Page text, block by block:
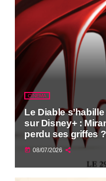
CINEMA
Le Diable
sur Disney+ :
perdu ses griffes ?
today 08/07/2026